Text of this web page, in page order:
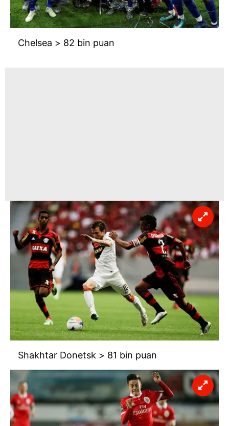
Chelsea > 82 bin puan
Shakhtar Donetsk > 81 bin puan